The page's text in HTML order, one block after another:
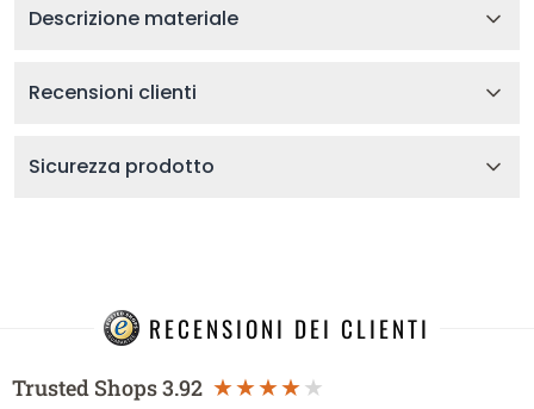
Descrizione materiale
Recensioni clienti
Sicurezza prodotto
RECENSIONI DEI CLIENTI
Trusted Shops3.92